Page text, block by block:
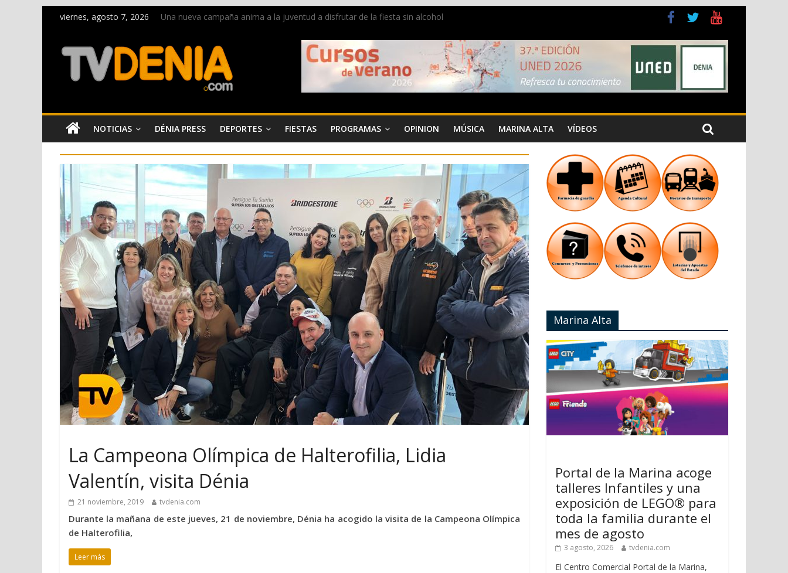
viernes, agosto 7, 2026
Una nueva campaña anima a la juventud a disfrutar de la fiesta sin alcohol
La Entraeta Festera llena de ambiente la calle Marqués de Campo con la recepción a la Capitanía Cristiana
El XII Festival de Jazz de Dénia reunirá durante agosto a figuras nacionales e internacionales en los Jardins de Torrecremada
Los Moros y Cristianos 2026 reciben las llaves de la ciudad y dan inicio a las fiestas en Dénia
NOTICIAS DÉNIA PRESS DEPORTES FIESTAS PROGRAMAS OPINION MÚSICA MARINA ALTA VÍDEOS
La Campeona Olímpica de Halterofilia, Lidia
Valentín, visita Dénia
21 noviembre, 2019 tvdenia.com
Durante la mañana de este jueves, 21 de noviembre, Dénia ha acogido la visita de la Campeona Olímpica
de Halterofilia,
Leer más
Marina Alta
Portal de la Marina acoge
talleres Infantiles y una
exposición de LEGO® para
toda la familia durante el
mes de agosto
3 agosto, 2026 tvdenia.com
El Centro Comercial Portal de la Marina,